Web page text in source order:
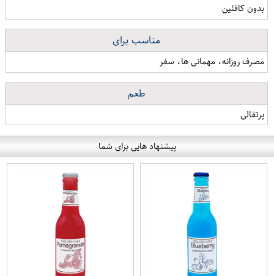
بدون کافئین
مناسب برای
مصرف روزانه، مهمانی ها، سفر
طعم
پرتقالی
پیشنهاد هایی برای شما